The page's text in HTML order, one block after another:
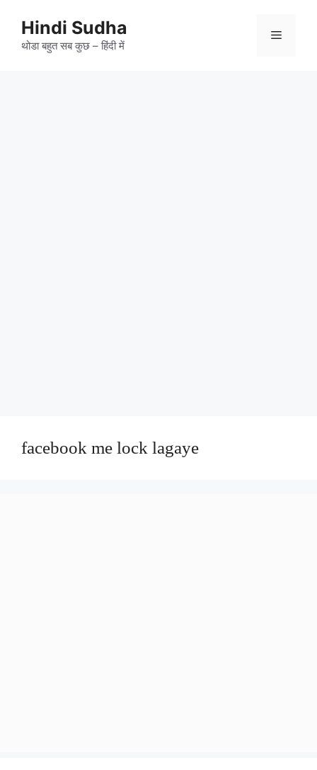
contentHindi Sudha
थोडा बहुत सब कुछ – हिंदी में
Menu
facebook me lock lagaye